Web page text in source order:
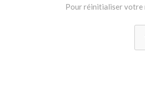
Pour réinitialiser votre